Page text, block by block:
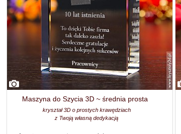
Maszyna do Szycia 3D ~ średnia prosta
kryształ 3D o prostych krawędziach
z Twoją własną dedykacją